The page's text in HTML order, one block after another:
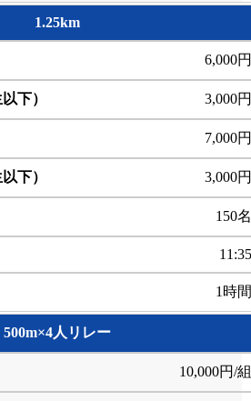
1.25km
6,000円
3,000円
7,000円
3,000円
150名
11:35
1時間
500m×4人リレー
10,000円/組